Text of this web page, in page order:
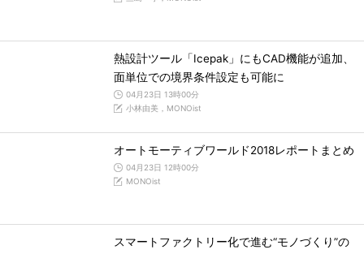
熱設計ツール「Icepak」にもCAD機能が追加、
面単位での境界条件設定も可能に
04月23日 13時00分
小林由美，MONOist
オートモーティブワールド2018レポートまとめ
04月23日 12時00分
MONOist
スマートファクトリー化で進む“モノづくり”の